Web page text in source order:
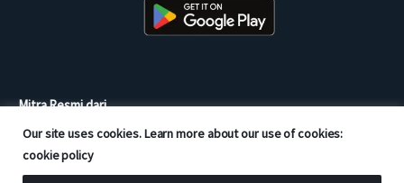
Our site uses cookies. Learn more about our use of cookies:
cookie policy
Mitra Resmi dari